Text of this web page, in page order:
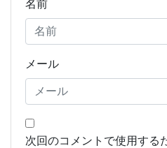
名前
メール
次回のコメントで使用する